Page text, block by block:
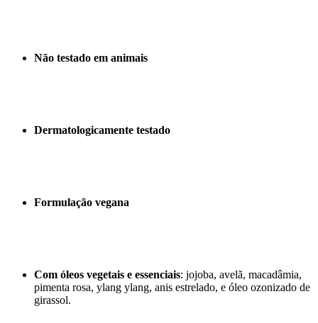
Não testado em animais
Dermatologicamente testado
Formulação vegana
Com óleos vegetais e essenciais: jojoba, avelã, macadâmia,
pimenta rosa, ylang ylang, anis estrelado, e óleo ozonizado de
girassol.